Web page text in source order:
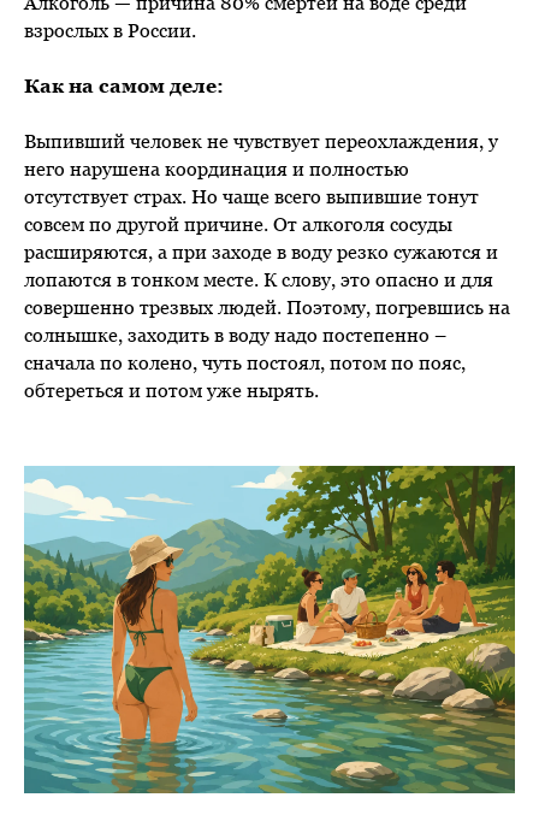
взрослых в России.
Как на самом деле:
Выпивший человек не чувствует переохлаждения, у
него нарушена координация и полностью
отсутствует страх. Но чаще всего выпившие тонут
совсем по другой причине. От алкоголя сосуды
расширяются, а при заходе в воду резко сужаются и
лопаются в тонком месте. К слову, это опасно и для
совершенно трезвых людей. Поэтому, погревшись на
солнышке, заходить в воду надо постепенно –
сначала по колено, чуть постоял, потом по пояс,
обтереться и потом уже нырять.